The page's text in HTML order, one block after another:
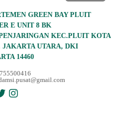
GREEN BAY PLUIT
E UNIT 8 BK
KEC.PLUIT KOTA
JAKARTA UTARA, DKI
14460